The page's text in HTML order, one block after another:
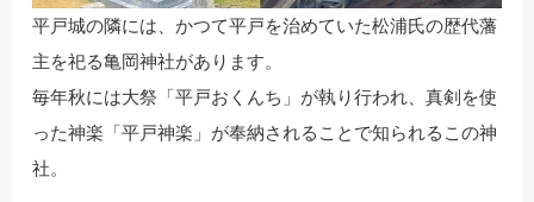
平戸城の隣には、かつて平戸を治めていた松浦氏の歴代藩
主を祀る亀岡神社があります。
毎年秋には大祭「平戸おくんち」が執り行われ、真剣を使
った神楽「平戸神楽」が奉納されることで知られるこの神
社。